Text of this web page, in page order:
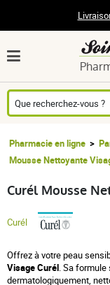
Pharmacie en ligne
Mousse Nettoyante
Curél Mousse
Curél
Offrez à votre peau
Visage Curél. Sa
dermatologiquement,